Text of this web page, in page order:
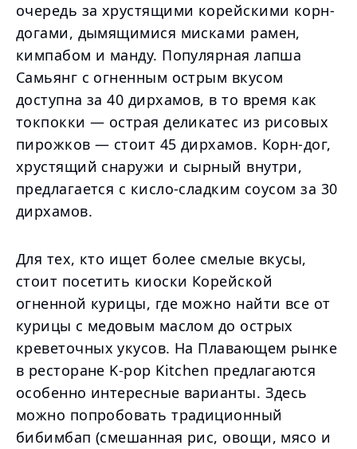
очередь за хрустящими корейскими корн-
догами, дымящимися мисками рамен,
кимпабом и манду. Популярная лапша
Самьянг с огненным острым вкусом
доступна за 40 дирхамов, в то время как
токпокки — острая деликатес из рисовых
пирожков — стоит 45 дирхамов. Корн-дог,
хрустящий снаружи и сырный внутри,
предлагается с кисло-сладким соусом за 30
дирхамов.
Для тех, кто ищет более смелые вкусы,
стоит посетить киоски Корейской
огненной курицы, где можно найти все от
курицы с медовым маслом до острых
креветочных укусов. На Плавающем рынке
в ресторане K-pop Kitchen предлагаются
особенно интересные варианты. Здесь
можно попробовать традиционный
бибимбап (смешанная рис, овощи, мясо и